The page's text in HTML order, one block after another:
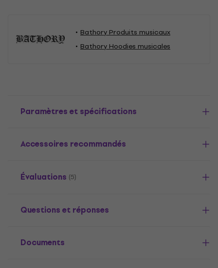
Bathory Produits musicaux
Bathory Hoodies musicales
Paramètres et spécifications
Accessoires recommandés
Évaluations (5)
Questions et réponses
Documents